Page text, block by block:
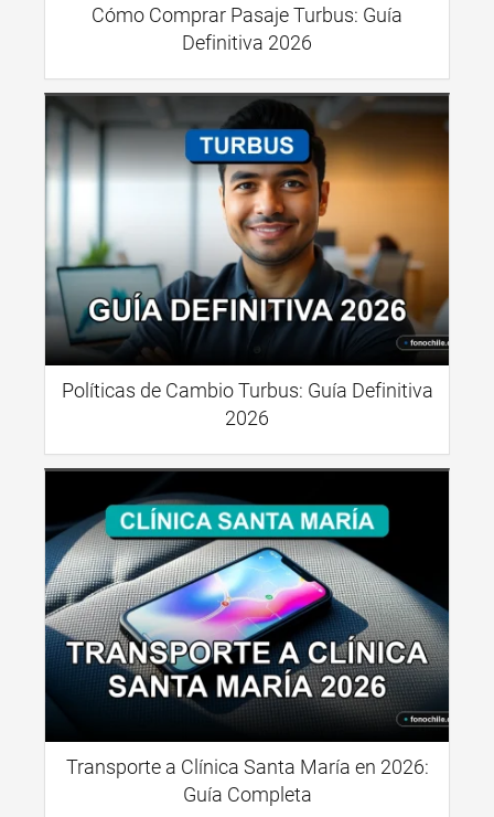
Cómo Comprar Pasaje Turbus: Guía
Definitiva 2026
Políticas de Cambio Turbus: Guía Definitiva
2026
Transporte a Clínica Santa María en 2026:
Guía Completa